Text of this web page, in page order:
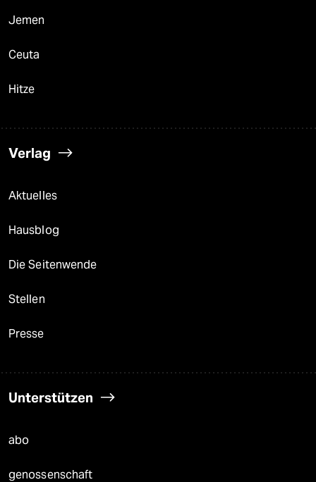
Jemen
Ceuta
Hitze
Verlag
Aktuelles
Hausblog
Die Seitenwende
Stellen
Presse
Unterstützen
abo
genossenschaft